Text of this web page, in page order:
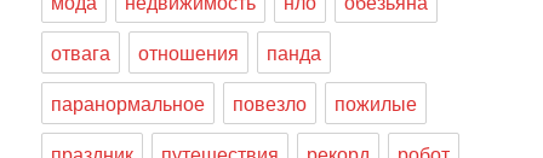
отвага
отношения
панда
паранормальное
повезло
пожилые